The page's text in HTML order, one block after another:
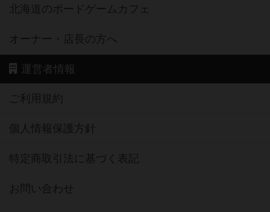
北海道のボードゲームカフェ
オーナー・店長の方へ
運営者情報
ご利用規約
個人情報保護方針
特定商取引法に基づく表記
お問い合わせ